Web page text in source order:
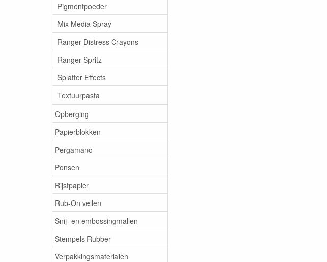
Pigmentpoeder
Mix Media Spray
Ranger Distress Crayons
Ranger Spritz
Splatter Effects
Textuurpasta
Opberging
Papierblokken
Pergamano
Ponsen
Rijstpapier
Rub-On vellen
Snij- en embossingmallen
Stempels Rubber
Verpakkingsmaterialen